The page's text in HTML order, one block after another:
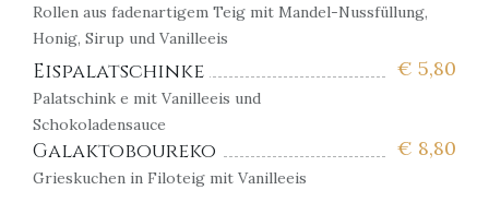
Rollen aus fadenartigem Teig mit Mandel-Nussfüllung,
Honig, Sirup und Vanilleeis
€ 5,80
Eispalatschinke
Palatschink e mit Vanilleeis und
Schokoladensauce
€ 8,80
Galaktoboureko
Grieskuchen in Filoteig mit Vanilleeis